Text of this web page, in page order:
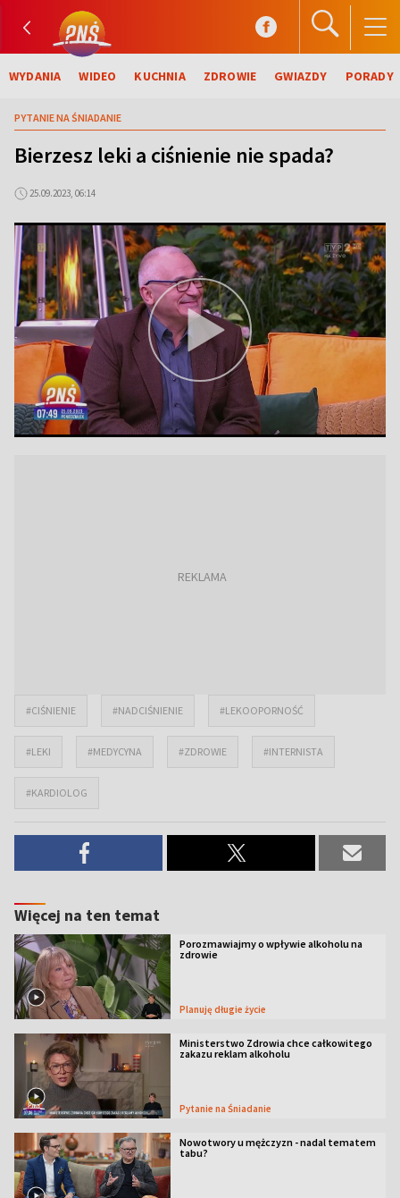
WYDANIA WIDEO KUCHNIA ZDROWIE GWIAZDY PORADY
PYTANIE NA ŚNIADANIE
Bierzesz leki a ciśnienie nie spada?
25.09.2023, 06:14
#CIŚNIENIE #NADCIŚNIENIE #LEKOOPORNOŚĆ
#LEKI #MEDYCYNA #ZDROWIE #INTERNISTA
#KARDIOLOG
Więcej na ten temat
Porozmawiajmy o wpływie alkoholu na
zdrowie
Planuję długie życie
Ministerstwo Zdrowia chce całkowitego
zakazu reklam alkoholu
Pytanie na Śniadanie
Nowotwory u mężczyzn - nadal tematem
tabu?